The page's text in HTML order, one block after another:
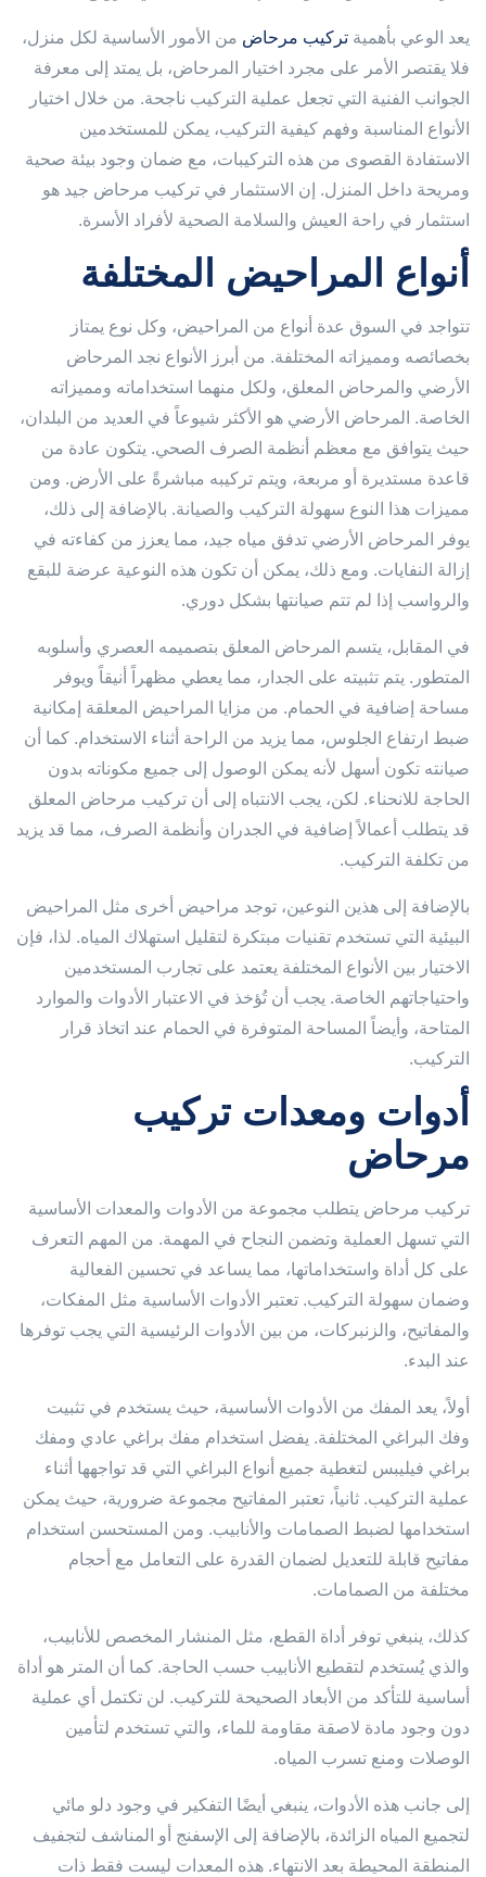
يعد الوعي بأهمية تركيب مرحاض من الأمور الأساسية لكل منزل،
فلا يقتصر الأمر على مجرد اختيار المرحاض، بل يمتد إلى معرفة
الجوانب الفنية التي تجعل عملية التركيب ناجحة. من خلال اختيار
الأنواع المناسبة وفهم كيفية التركيب، يمكن للمستخدمين
الاستفادة القصوى من هذه التركيبات، مع ضمان وجود بيئة صحية
ومريحة داخل المنزل. إن الاستثمار في تركيب مرحاض جيد هو
استثمار في راحة العيش والسلامة الصحية لأفراد الأسرة.
أنواع المراحيض المختلفة
تتواجد في السوق عدة أنواع من المراحيض، وكل نوع يمتاز
بخصائصه ومميزاته المختلفة. من أبرز الأنواع نجد المرحاض
الأرضي والمرحاض المعلق، ولكل منهما استخداماته ومميزاته
الخاصة. المرحاض الأرضي هو الأكثر شيوعاً في العديد من البلدان،
حيث يتوافق مع معظم أنظمة الصرف الصحي. يتكون عادة من
قاعدة مستديرة أو مربعة، ويتم تركيبه مباشرةً على الأرض. ومن
مميزات هذا النوع سهولة التركيب والصيانة. بالإضافة إلى ذلك،
يوفر المرحاض الأرضي تدفق مياه جيد، مما يعزز من كفاءته في
إزالة النفايات. ومع ذلك، يمكن أن تكون هذه النوعية عرضة للبقع
والرواسب إذا لم تتم صيانتها بشكل دوري.
في المقابل، يتسم المرحاض المعلق بتصميمه العصري وأسلوبه
المتطور. يتم تثبيته على الجدار، مما يعطي مظهراً أنيقاً ويوفر
مساحة إضافية في الحمام. من مزايا المراحيض المعلقة إمكانية
ضبط ارتفاع الجلوس، مما يزيد من الراحة أثناء الاستخدام. كما أن
صيانته تكون أسهل لأنه يمكن الوصول إلى جميع مكوناته بدون
الحاجة للانحناء. لكن، يجب الانتباه إلى أن تركيب مرحاض المعلق
قد يتطلب أعمالاً إضافية في الجدران وأنظمة الصرف، مما قد يزيد
من تكلفة التركيب.
بالإضافة إلى هذين النوعين، توجد مراحيض أخرى مثل المراحيض
البيئية التي تستخدم تقنيات مبتكرة لتقليل استهلاك المياه. لذا، فإن
الاختيار بين الأنواع المختلفة يعتمد على تجارب المستخدمين
واحتياجاتهم الخاصة. يجب أن تُؤخذ في الاعتبار الأدوات والموارد
المتاحة، وأيضاً المساحة المتوفرة في الحمام عند اتخاذ قرار
التركيب.
أدوات ومعدات تركيب
مرحاض
تركيب مرحاض يتطلب مجموعة من الأدوات والمعدات الأساسية
التي تسهل العملية وتضمن النجاح في المهمة. من المهم التعرف
على كل أداة واستخداماتها، مما يساعد في تحسين الفعالية
وضمان سهولة التركيب. تعتبر الأدوات الأساسية مثل المفكات،
والمفاتيح، والزنبركات، من بين الأدوات الرئيسية التي يجب توفرها
عند البدء.
أولاً، يعد المفك من الأدوات الأساسية، حيث يستخدم في تثبيت
وفك البراغي المختلفة. يفضل استخدام مفك براغي عادي ومفك
براغي فيليبس لتغطية جميع أنواع البراغي التي قد تواجهها أثناء
عملية التركيب. ثانياً، تعتبر المفاتيح مجموعة ضرورية، حيث يمكن
استخدامها لضبط الصمامات والأنابيب. ومن المستحسن استخدام
مفاتيح قابلة للتعديل لضمان القدرة على التعامل مع أحجام
مختلفة من الصمامات.
كذلك، ينبغي توفر أداة القطع، مثل المنشار المخصص للأنابيب،
والذي يُستخدم لتقطيع الأنابيب حسب الحاجة. كما أن المتر هو أداة
أساسية للتأكد من الأبعاد الصحيحة للتركيب. لن تكتمل أي عملية
دون وجود مادة لاصقة مقاومة للماء، والتي تستخدم لتأمين
الوصلات ومنع تسرب المياه.
إلى جانب هذه الأدوات، ينبغي أيضًا التفكير في وجود دلو مائي
لتجميع المياه الزائدة، بالإضافة إلى الإسفنج أو المناشف لتجفيف
المنطقة المحيطة بعد الانتهاء. هذه المعدات ليست فقط ذات